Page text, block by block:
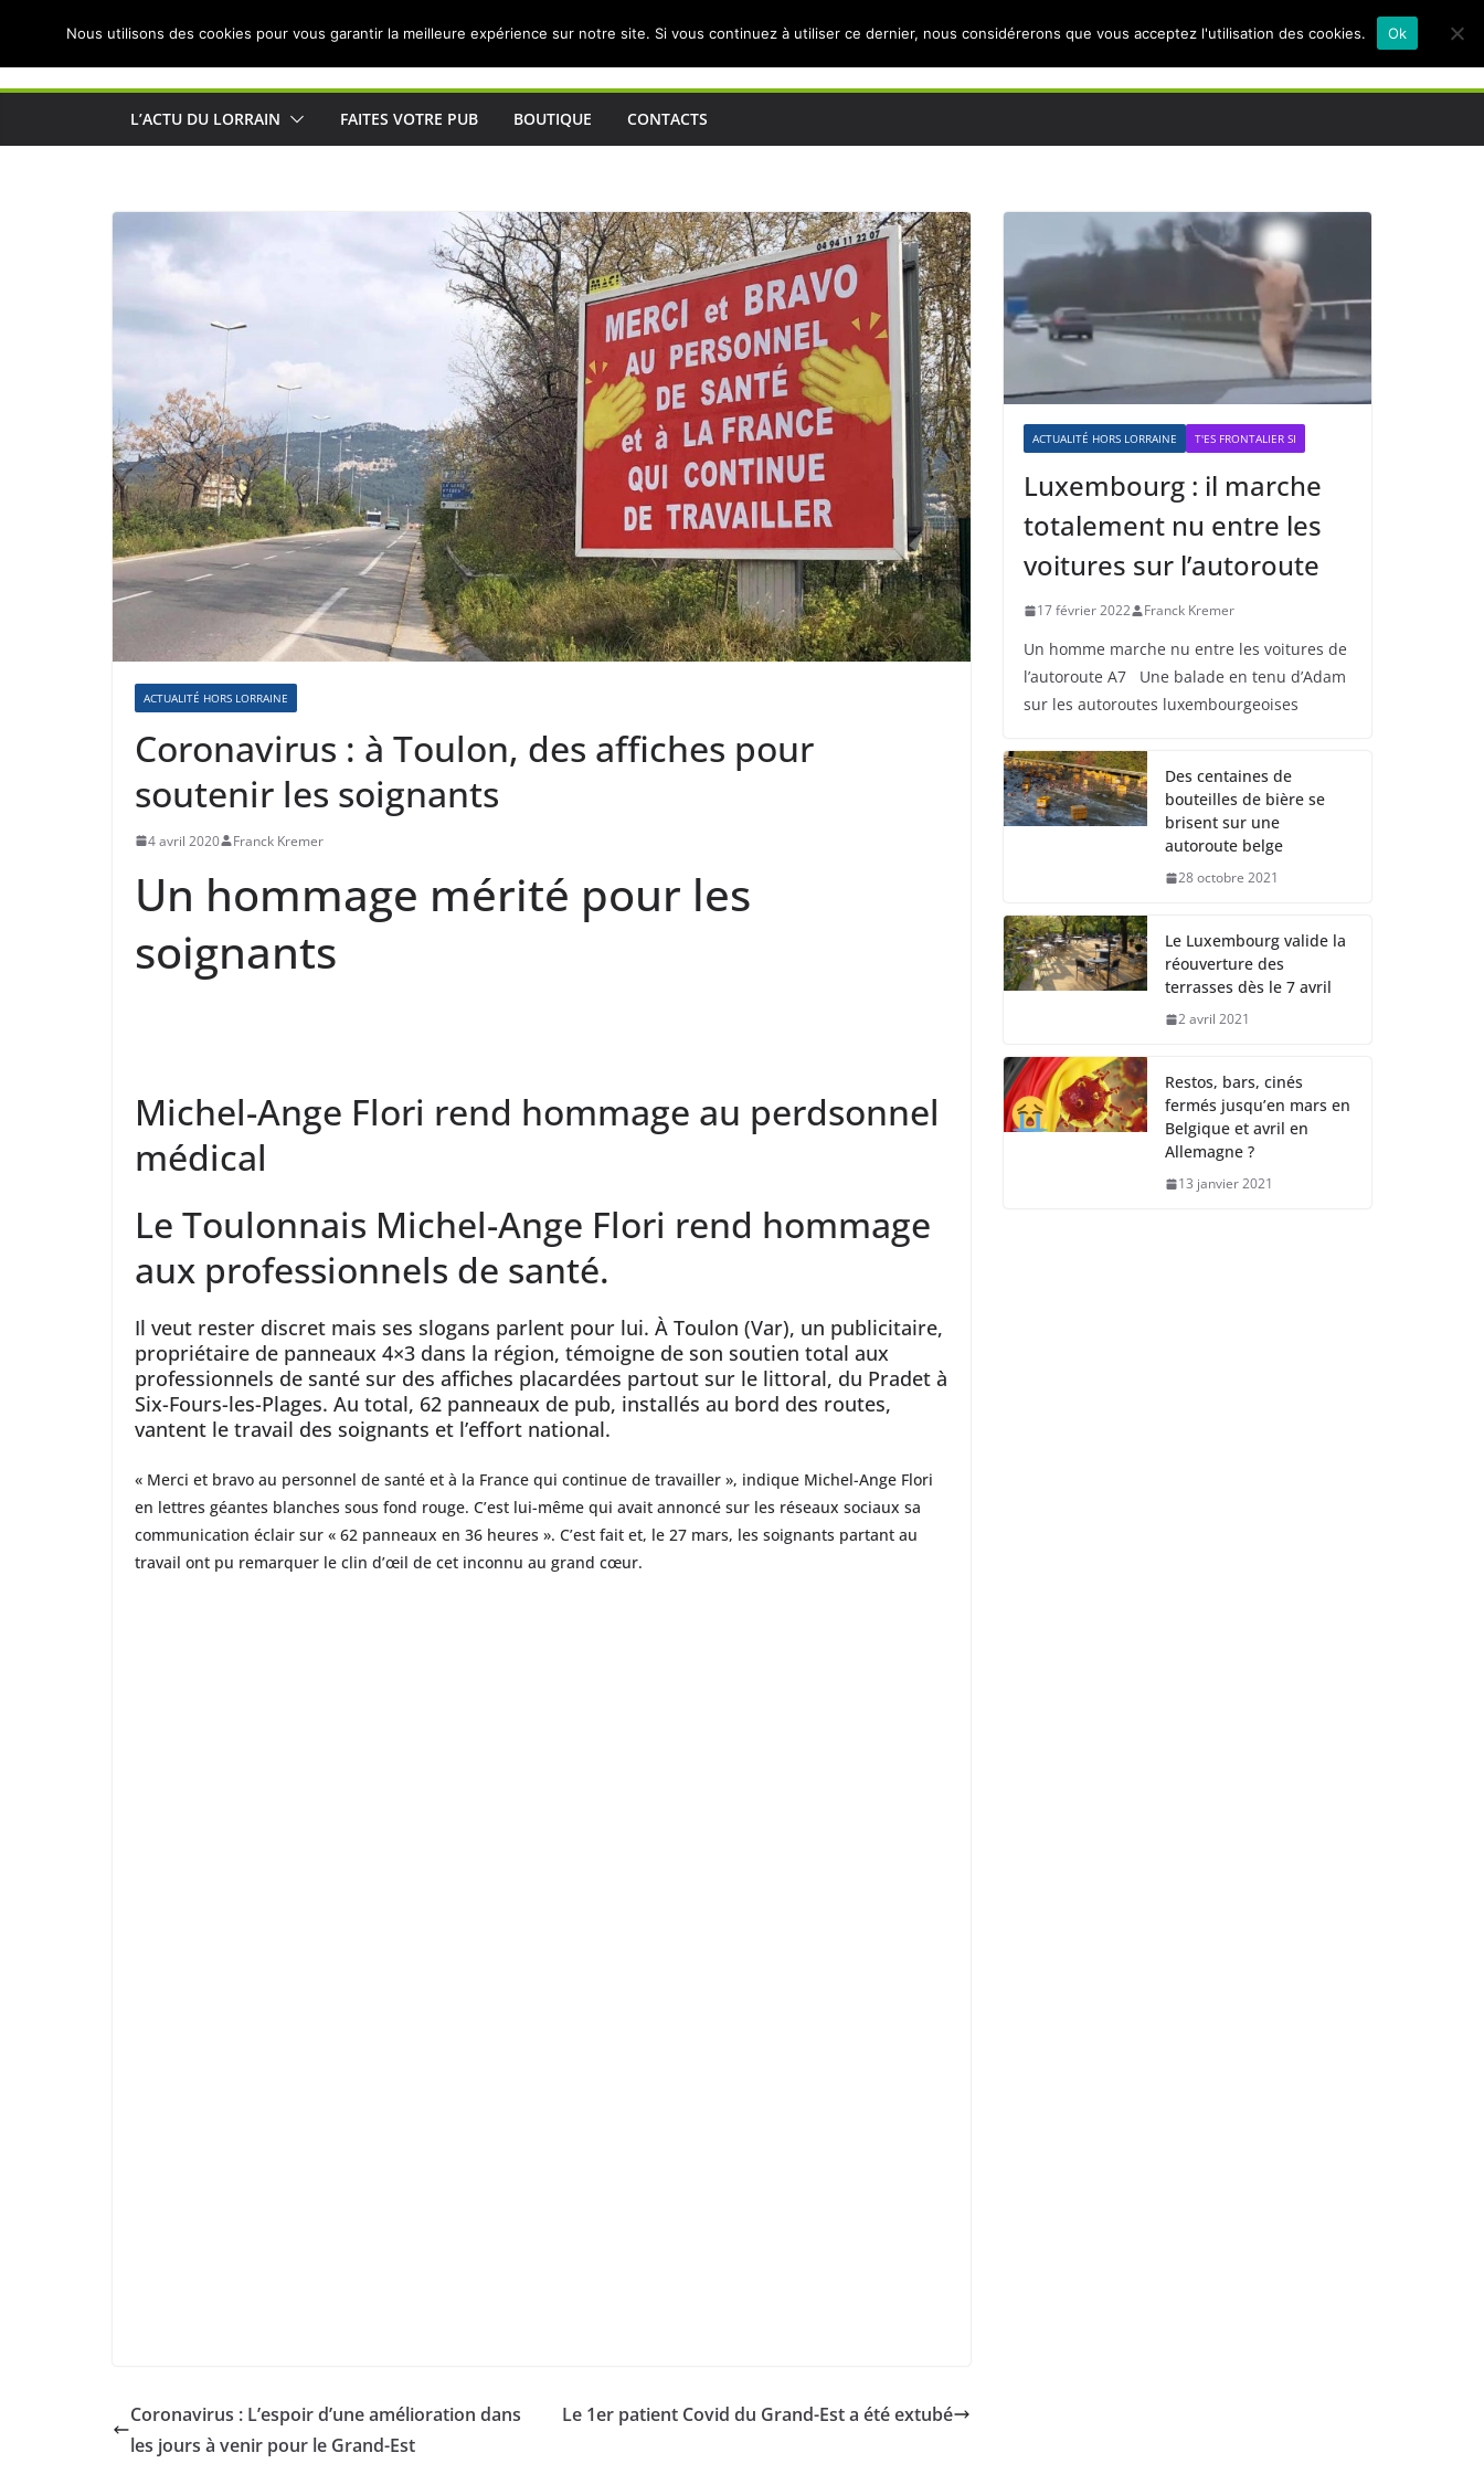
Actualités de Lorraine pour les Lorrains
L’ACTU DU LORRAIN FAITES VOTRE PUB BOUTIQUE CONTACTS
ACTUALITÉ HORS LORRAINE
Coronavirus : à Toulon, des affiches pour
soutenir les soignants
4 avril 2020 Franck Kremer
Un hommage mérité pour les
soignants
Michel-Ange Flori rend hommage au perdsonnel
médical
Le Toulonnais Michel-Ange Flori rend hommage
aux professionnels de santé.
Il veut rester discret mais ses slogans parlent pour lui. À Toulon (Var), un publicitaire,
propriétaire de panneaux 4×3 dans la région, témoigne de son soutien total aux
professionnels de santé sur des affiches placardées partout sur le littoral, du Pradet à
Six-Fours-les-Plages. Au total, 62 panneaux de pub, installés au bord des routes,
vantent le travail des soignants et l’effort national.
« Merci et bravo au personnel de santé et à la France qui continue de travailler », indique Michel-Ange Flori
en lettres géantes blanches sous fond rouge. C’est lui-même qui avait annoncé sur les réseaux sociaux sa
communication éclair sur « 62 panneaux en 36 heures ». C’est fait et, le 27 mars, les soignants partant au
travail ont pu remarquer le clin d’œil de cet inconnu au grand cœur.
Coronavirus : L’espoir d’une amélioration dans
les jours à venir pour le Grand-Est
Le 1er patient Covid du Grand-Est a été extubé
ACTUALITÉ HORS LORRAINE T'ES FRONTALIER SI
Luxembourg : il marche
totalement nu entre les
voitures sur l’autoroute
17 février 2022 Franck Kremer
Un homme marche nu entre les voitures de
l’autoroute A7 Une balade en tenu d’Adam
sur les autoroutes luxembourgeoises
Des centaines de
bouteilles de bière se
brisent sur une
autoroute belge
28 octobre 2021
Le Luxembourg valide la
réouverture des
terrasses dès le 7 avril
2 avril 2021
Restos, bars, cinés
fermés jusqu’en mars en
Belgique et avril en
Allemagne ?
13 janvier 2021
Nous utilisons des cookies pour vous garantir la meilleure expérience sur notre site. Si vous continuez à utiliser ce dernier, nous considérerons que vous acceptez l'utilisation des cookies. Ok